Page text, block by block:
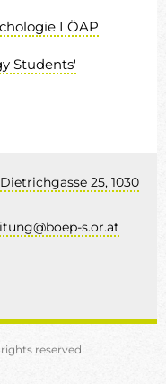
I ÖAP
Students'
Dietrichgasse 25, 1030
s.or.at
reserved.